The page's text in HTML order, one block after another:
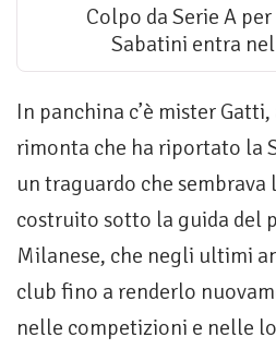
Colpo da Serie A
Sabatini entra
In panchina c’è mister
rimonta che ha riportato la
un traguardo che
costruito sotto la guida del
Milanese, che negli ultimi
club fino a renderlo
nelle competizioni e nelle